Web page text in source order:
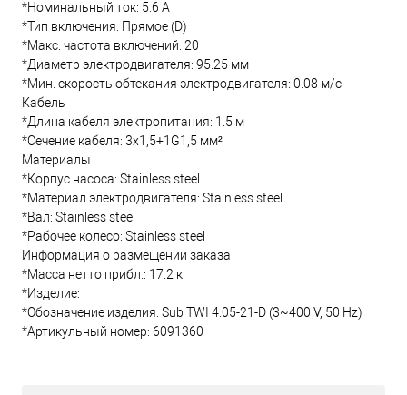
*Номинальный ток: 5.6 А
*Тип включения: Прямое (D)
*Макс. частота включений: 20
*Диаметр электродвигателя: 95.25 мм
*Мин. скорость обтекания электродвигателя: 0.08 м/с
Кабель
*Длина кабеля электропитания: 1.5 м
*Сечение кабеля: 3x1,5+1G1,5 мм²
Материалы
*Корпус насоса: Stainless steel
*Материал электродвигателя: Stainless steel
*Вал: Stainless steel
*Рабочее колесо: Stainless steel
Информация о размещении заказа
*Масса нетто прибл.: 17.2 кг
*Изделие:
*Обозначение изделия: Sub TWI 4.05-21-D (3~400 V, 50 Hz)
*Артикульный номер: 6091360